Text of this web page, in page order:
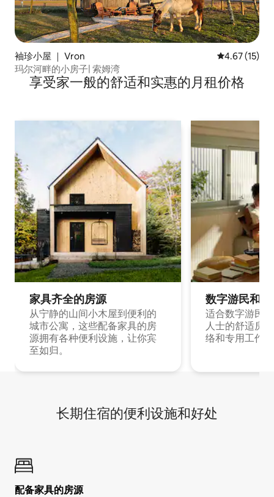
袖珍小屋 ｜ Vron 平均评分
4.67 (15)
玛尔河畔的小房子| 索姆湾
享受家一般的舒适和实惠的月租价格
家具齐全的房源
从宁静的山间小木屋到便利的
城市公寓，这些配备家具的房
源拥有各种便利设施，让你宾
至如归。
数字游民和
适合数字游民
人士的舒适房
络和专用工作
长期住宿的便利设施和好处
配备家具的房源